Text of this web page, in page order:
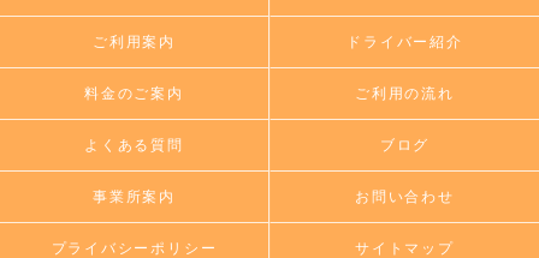
ご利用案内 ドライバー紹介
料金のご案内 ご利用の流れ
よくある質問 ブログ
事業所案内 お問い合わせ
プライバシーポリシー サイトマップ